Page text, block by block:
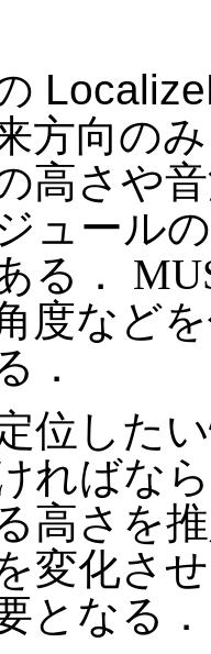
方向の
高さや
ュール
る．
度など
．
位した
ればな
高さを
変化さ
となる．